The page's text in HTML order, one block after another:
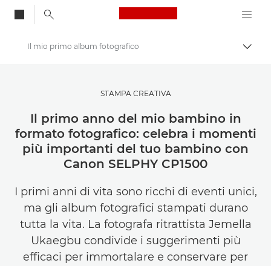
Canon Logo, back
Lasciati ispirare | Consigli di fotografia e stampa e guide all'acquisto
Tecniche e suggerimenti per la fotografia e la stampa
Il mio primo album fotografico
STAMPA CREATIVA
Il primo anno del mio bambino in
formato fotografico: celebra i momenti
più importanti del tuo bambino con
Canon SELPHY CP1500
I primi anni di vita sono ricchi di eventi unici,
ma gli album fotografici stampati durano
tutta la vita. La fotografa ritrattista Jemella
Ukaegbu condivide i suggerimenti più
efficaci per immortalare e conservare per